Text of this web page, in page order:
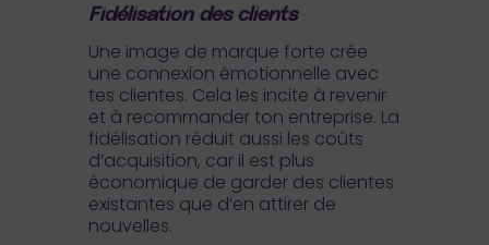
Fidélisation des clients
Une image de marque forte crée
une connexion émotionnelle avec
tes clientes. Cela les incite à revenir
et à recommander ton entreprise. La
fidélisation réduit aussi les coûts
d’acquisition, car il est plus
économique de garder des clientes
existantes que d’en attirer de
nouvelles.